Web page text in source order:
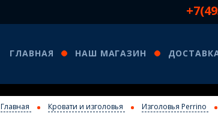
ГЛАВНАЯ НАШ МАГАЗИН
Главная Кровати и изголовья Изголовья Perrino